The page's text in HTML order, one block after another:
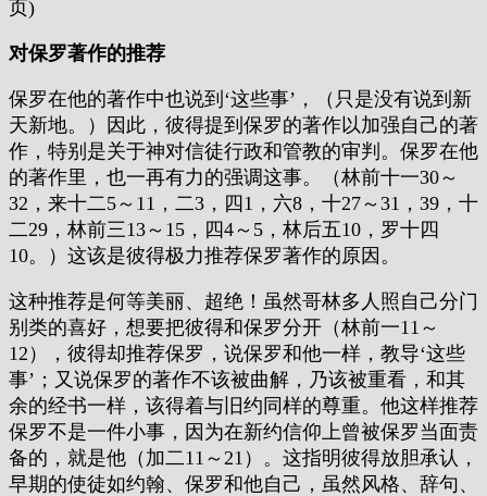
页)
对保罗著作的推荐
保罗在他的著作中也说到‘这些事’，（只是没有说到新
天新地。）因此，彼得提到保罗的著作以加强自己的著
作，特别是关于神对信徒行政和管教的审判。保罗在他
的著作里，也一再有力的强调这事。（林前十一30～
32，来十二5～11，二3，四1，六8，十27～31，39，十
二29，林前三13～15，四4～5，林后五10，罗十四
10。）这该是彼得极力推荐保罗著作的原因。
这种推荐是何等美丽、超绝！虽然哥林多人照自己分门
别类的喜好，想要把彼得和保罗分开（林前一11～
12），彼得却推荐保罗，说保罗和他一样，教导‘这些
事’；又说保罗的著作不该被曲解，乃该被重看，和其
余的经书一样，该得着与旧约同样的尊重。他这样推荐
保罗不是一件小事，因为在新约信仰上曾被保罗当面责
备的，就是他（加二11～21）。这指明彼得放胆承认，
早期的使徒如约翰、保罗和他自己，虽然风格、辞句、